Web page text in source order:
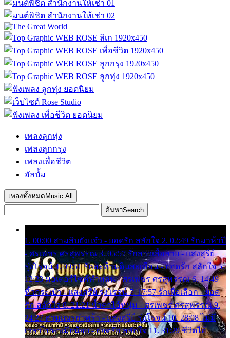
เพลงลูกทุ่ง
เพลงลูกกรุง
เพลงเพื่อชีวิต
อัลบั้ม
เพลงทั้งหมด Music All
ค้นหาSearch
1. 00:00 สามสิบยังแจ๋ว - ยอดรัก สลักใจ 2. 02:49 รักมาห้าปี
- ศรเพชร ศรสุพรรณ 3. 05:57 รักสาวเสื้อลาย - แสงสุรีย์
รุ่งโรจน์ 4. 09:51 รักสะท้านดินสะเทือน - ยอดรัก สลักใจ 5.
12:23 มอเตอร์ไซค์ทำหล่น - ศรเพชร ศรสุพรรณ 6. 14:49
หิ้วกระเป๋า - แสงสุรีย์ รุ่งโรจน์ 7. 17:57 รักเผื่อเลือก - ยอด
รัก สลักใจ 8. 21:21 น้ำตาไอ้หนุ่ม - ศรเพชร ศรสุพรรณ 9.
24:27 สามเณรกำพร้า - แสงสุรีย์ รุ่งโรจน์ 10. 28:08 ไม่มี
เวลาไปหาเมียน้อย - ยอดรัก สลักใจ 11. 31:29 ชีวิตไอ้